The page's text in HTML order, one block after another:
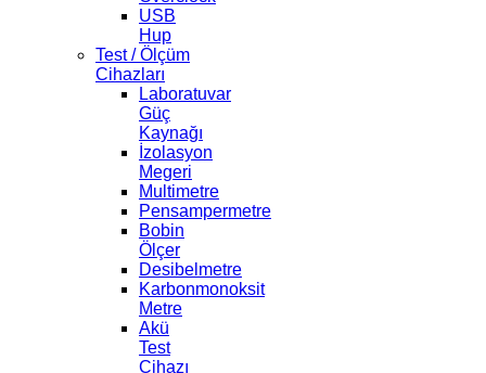
USB
Hup
Test / Ölçüm
Cihazları
Laboratuvar
Güç
Kaynağı
İzolasyon
Megeri
Multimetre
Pensampermetre
Bobin
Ölçer
Desibelmetre
Karbonmonoksit
Metre
Akü
Test
Cihazı